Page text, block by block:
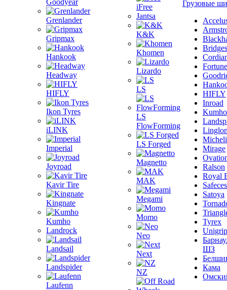
Goodyear
Grenlander
Gripmax
Hankook
Headway
HIFLY
Ikon Tyres
iLINK
Imperial
Joyroad
Kavir Tire
Kingnate
Kumho
Landrock
Landsail
Landspider
Laufenn
iFree
Jantsa
K&K
Khomen
Lizardo
LS
LS
FlowForming
LS Forged
Magnetto
MAK
Megami
Momo
Neo
Next
NZ
Грузовые
Fortune
HIFLY
Inroad
Kumho
Mirage
Ralson
Royal
Satoya
Tyrex
Unigrip
ШЗ
Кама